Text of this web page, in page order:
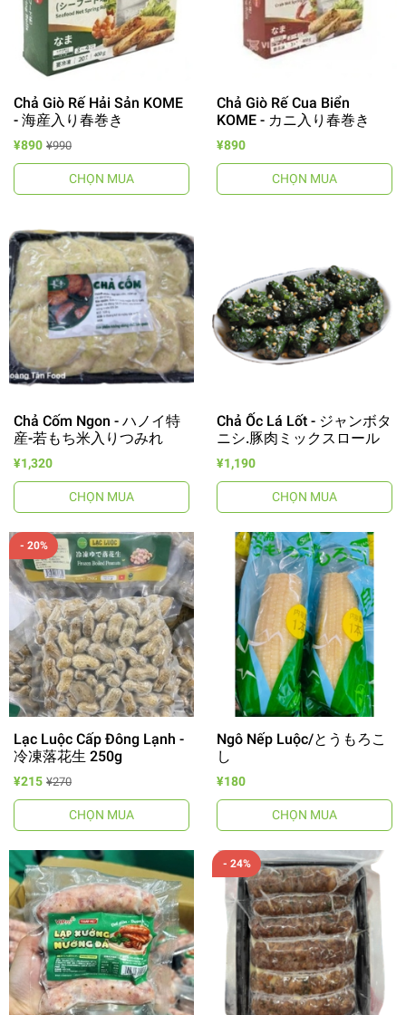
Chả Giò Rế Hải Sản KOME
- 海産入り春巻き
¥890 ¥990
CHỌN MUA
Chả Giò Rế Cua Biển
KOME - カニ入り春巻き
¥890
CHỌN MUA
Chả Cốm Ngon - ハノイ特
産-若もち米入りつみれ
¥1,320
CHỌN MUA
Chả Ốc Lá Lốt - ジャンボタ
ニシ.豚肉ミックスロール
¥1,190
CHỌN MUA
- 20%
Lạc Luộc Cấp Đông Lạnh -
冷凍落花生 250g
¥215 ¥270
CHỌN MUA
Ngô Nếp Luộc/とうもろこ
し
¥180
CHỌN MUA
- 24%